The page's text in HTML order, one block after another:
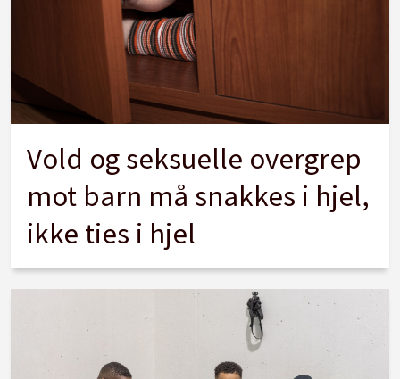
Vold og seksuelle overgrep
mot barn må snakkes i hjel,
ikke ties i hjel